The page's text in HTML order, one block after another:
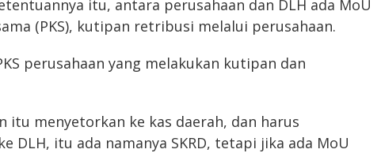
itu, antara perusahaan dan DLH ada MoU
(PKS), kutipan retribusi melalui perusahaan.
perusahaan yang melakukan kutipan dan
itu menyetorkan ke kas daerah, dan harus
DLH, itu ada namanya SKRD, tetapi jika ada MoU